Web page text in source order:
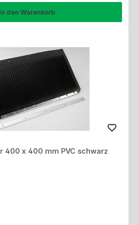
In den Warenkorb
400 x 400 mm PVC schwarz